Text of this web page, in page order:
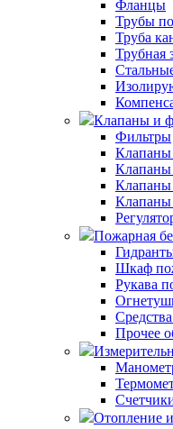
Фланцы
Трубы
Труба
Трубная
Клапаны и
Фильтры
Клапаны
Клапаны
Клапаны
Клапаны
Пожарная
Шкаф
Рукава
Прочее
Отопление